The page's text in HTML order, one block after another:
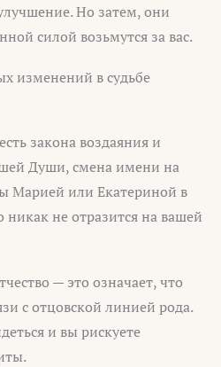
Но затем, они
силой возьмутся за вас.
изменений в судьбе
закона воздаяния и
Души, смена имени на
Марией или Екатериной в
не отразится на вашей
— это означает, что
с отцовской линией рода.
и вы рискуете